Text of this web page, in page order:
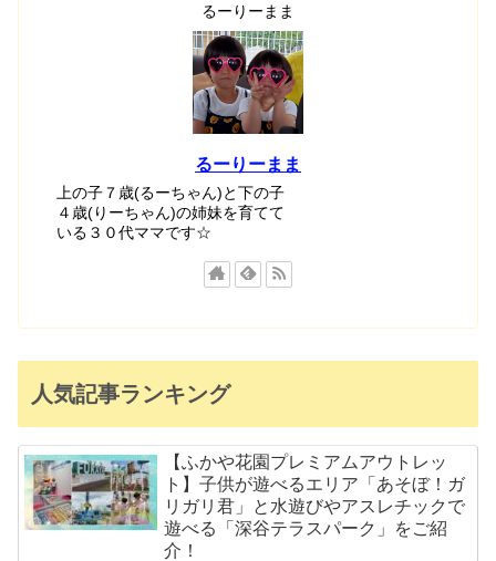
るーりーまま
るーりーまま
上の子７歳(るーちゃん)と下の子
４歳(りーちゃん)の姉妹を育てて
いる３０代ママです☆
人気記事ランキング
【ふかや花園プレミアムアウトレッ
ト】子供が遊べるエリア「あそぼ！ガ
リガリ君」と水遊びやアスレチックで
遊べる「深谷テラスパーク」をご紹
介！